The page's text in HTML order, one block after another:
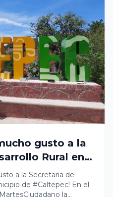
gusto a la
Rural en
a la Secretaria de
de #Caltepec! En el
la